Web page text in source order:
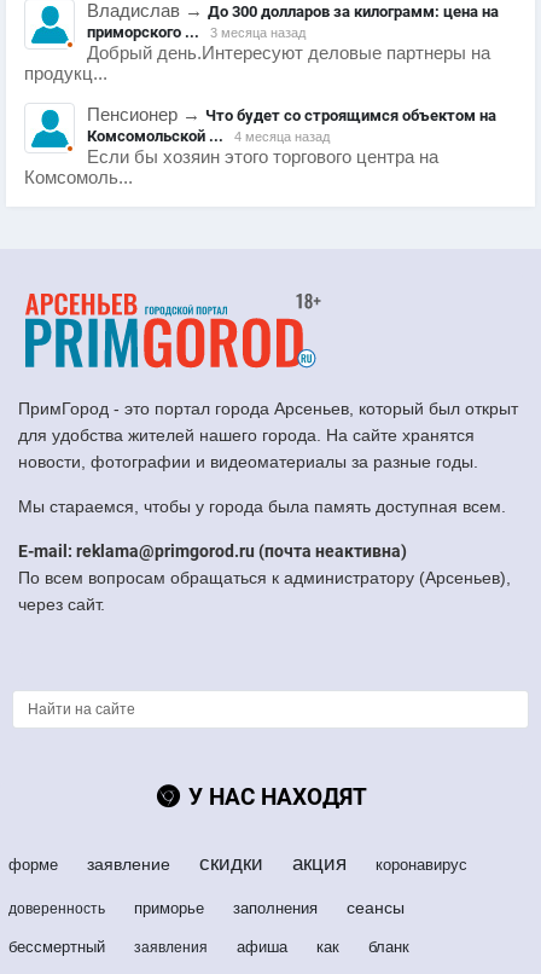
Владислав → До 300 долларов за килограмм: цена на
приморского ...
3 месяца назад
Добрый день.Интересуют деловые партнеры на
продукц...
Пенсионер → Что будет со строящимся объектом на
Комсомольской ...
4 месяца назад
Если бы хозяин этого торгового центра на
Комсомоль...
ПримГород - это портал города Арсеньев, который был открыт
для удобства жителей нашего города. На сайте хранятся
новости, фотографии и видеоматериалы за разные годы.
Мы стараемся, чтобы у города была память доступная всем.
E-mail: reklama@primgorod.ru (почта неактивна)
По всем вопросам обращаться к администратору (Арсеньев),
через сайт.
У НАС НАХОДЯТ
форме заявление скидки акция коронавирус
доверенность приморье заполнения сеансы
бессмертный заявления афиша как бланк